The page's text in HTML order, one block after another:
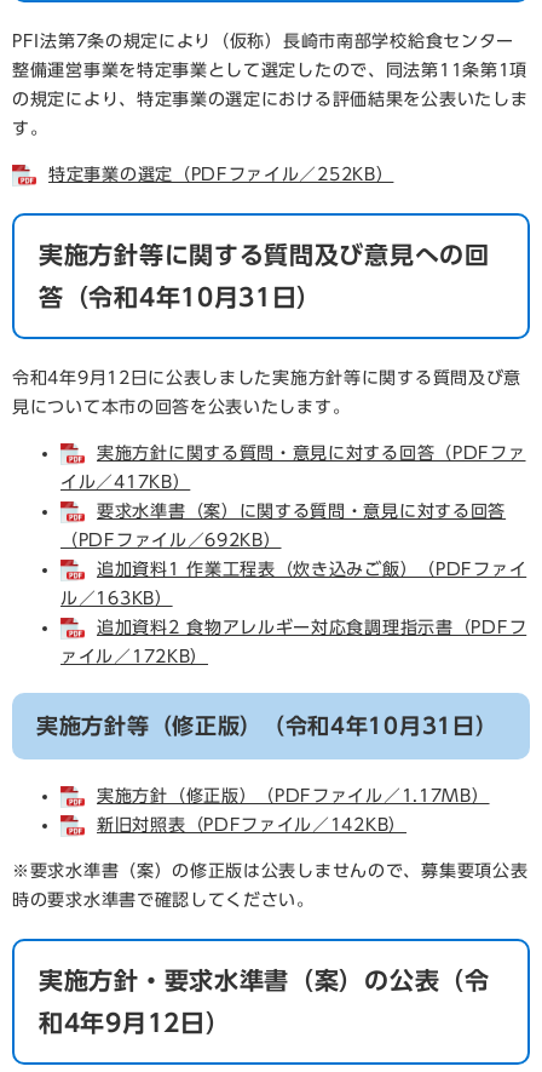
PFI法第7条の規定により（仮称）長崎市南部学校給食センター
整備運営事業を特定事業として選定したので、同法第11条第1項
の規定により、特定事業の選定における評価結果を公表いたしま
す。
特定事業の選定（PDFファイル／252KB）
実施方針等に関する質問及び意見への回
答（令和4年10月31日）
令和4年9月12日に公表しました実施方針等に関する質問及び意
見について本市の回答を公表いたします。
実施方針に関する質問・意見に対する回答（PDFファ
イル／417KB）
要求水準書（案）に関する質問・意見に対する回答
（PDFファイル／692KB）
追加資料1 作業工程表（炊き込みご飯）（PDFファイ
ル／163KB）
追加資料2 食物アレルギー対応食調理指示書（PDFフ
ァイル／172KB）
実施方針等（修正版）（令和4年10月31日）
実施方針（修正版）（PDFファイル／1.17MB）
新旧対照表（PDFファイル／142KB）
※要求水準書（案）の修正版は公表しませんので、募集要項公表
時の要求水準書で確認してください。
実施方針・要求水準書（案）の公表（令
和4年9月12日）